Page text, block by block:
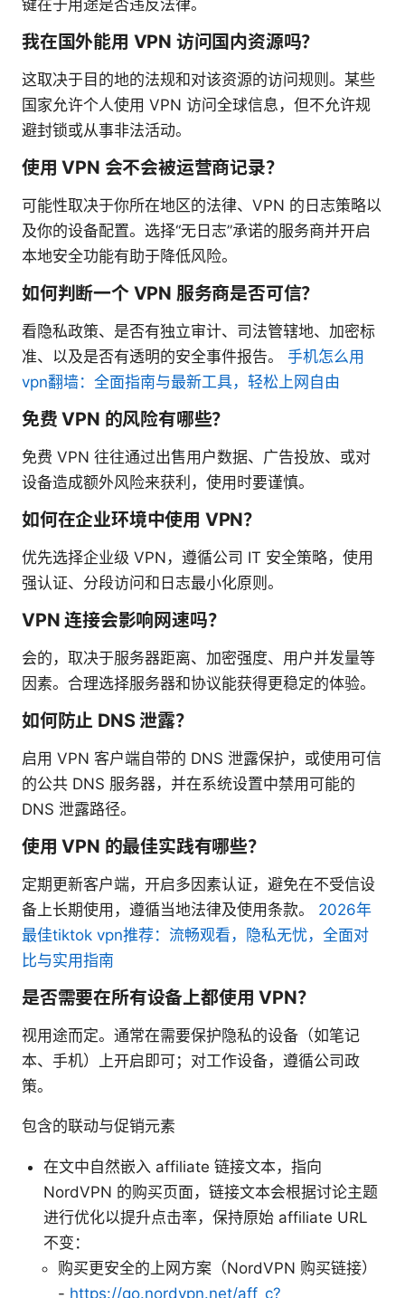
键在于用途是否违反法律。
我在国外能用 VPN 访问国内资源吗？
这取决于目的地的法规和对该资源的访问规则。某些
国家允许个人使用 VPN 访问全球信息，但不允许规
避封锁或从事非法活动。
使用 VPN 会不会被运营商记录？
可能性取决于你所在地区的法律、VPN 的日志策略以
及你的设备配置。选择“无日志”承诺的服务商并开启
本地安全功能有助于降低风险。
如何判断一个 VPN 服务商是否可信？
看隐私政策、是否有独立审计、司法管辖地、加密标
准、以及是否有透明的安全事件报告。 手机怎么用
vpn翻墙：全面指南与最新工具，轻松上网自由
免费 VPN 的风险有哪些？
免费 VPN 往往通过出售用户数据、广告投放、或对
设备造成额外风险来获利，使用时要谨慎。
如何在企业环境中使用 VPN？
优先选择企业级 VPN，遵循公司 IT 安全策略，使用
强认证、分段访问和日志最小化原则。
VPN 连接会影响网速吗？
会的，取决于服务器距离、加密强度、用户并发量等
因素。合理选择服务器和协议能获得更稳定的体验。
如何防止 DNS 泄露？
启用 VPN 客户端自带的 DNS 泄露保护，或使用可信
的公共 DNS 服务器，并在系统设置中禁用可能的
DNS 泄露路径。
使用 VPN 的最佳实践有哪些？
定期更新客户端，开启多因素认证，避免在不受信设
备上长期使用，遵循当地法律及使用条款。 2026年
最佳tiktok vpn推荐：流畅观看，隐私无忧，全面对
比与实用指南
是否需要在所有设备上都使用 VPN？
视用途而定。通常在需要保护隐私的设备（如笔记
本、手机）上开启即可；对工作设备，遵循公司政
策。
包含的联动与促销元素
在文中自然嵌入 affiliate 链接文本，指向
NordVPN 的购买页面，链接文本会根据讨论主题
进行优化以提升点击率，保持原始 affiliate URL
不变：
购买更安全的上网方案（NordVPN 购买链接）
- https://go.nordvpn.net/aff_c?